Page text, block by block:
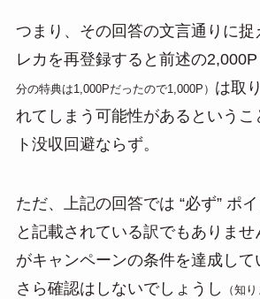
つまり、その回答の文言通りに捉
レカを再登録すると前述の2,000P
分の特典は1,000Pだったので1,000P） は取
れてしまう可能性があるというこ
ト没収回避ならず。
ただ、上記の回答では “必ず” ポ
と記載されている訳でもありま
がキャンペーンの条件を達成して
さら確認はしないでしょうし
（知